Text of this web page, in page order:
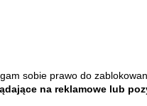
sobie prawo do
na reklamowe lub